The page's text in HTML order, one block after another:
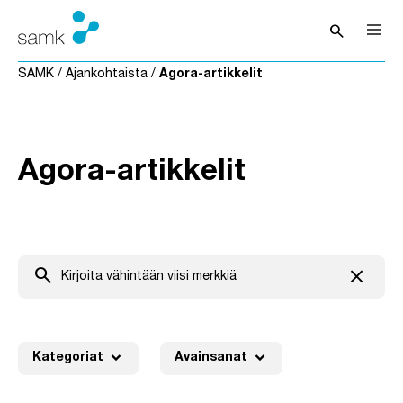
Siirry sisältöön
searchAvaa haku
SAMK / Ajankohtaista / Agora-artikkelit
Agora-artikkelit
search close
Kategoriat expand_more Avainsanat expand_more